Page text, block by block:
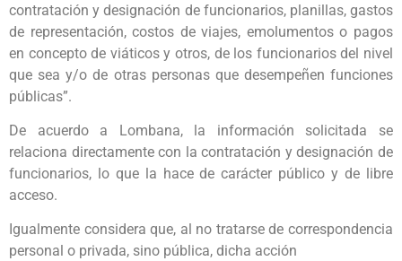
contratación y designación de funcionarios, planillas, gastos
de representación, costos de viajes, emolumentos o pagos
en concepto de viáticos y otros, de los funcionarios del nivel
que sea y/o de otras personas que desempeñen funciones
públicas”.
De acuerdo a Lombana, la información solicitada se
relaciona directamente con la contratación y designación de
funcionarios, lo que la hace de carácter público y de libre
acceso.
Igualmente considera que, al no tratarse de correspondencia
personal o privada, sino pública, dicha acción